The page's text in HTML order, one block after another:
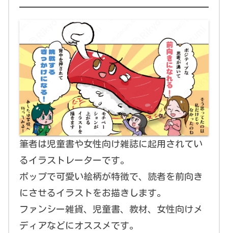
筆者は児童書や女性向け雑誌に起用されてい
るイラストレーターです。
ポップで可愛い絵柄が特徴で、読者を前向き
にさせるイラストをお描きします。
ファンシー雑貨、児童書、教材、女性向けメ
ディアなどにオススメです。